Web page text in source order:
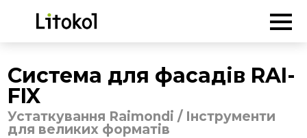
ГОЛОВНА -Продукція
Інструменти
Система для фасадів RAI-
FIX
Устаткування Raimondi / Інструменти
для великих форматів